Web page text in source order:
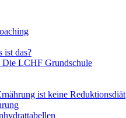
ist das?
Die LCHF Grundschule
ist keine Reduktionsdiät